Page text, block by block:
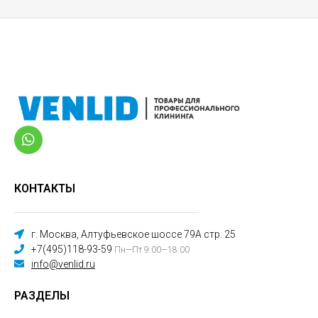
КОНТАКТЫ
г. Москва, Алтуфьевское шоссе 79А стр. 25
+7(495)118-93-59 Пн—Пт 9:00—18:00
info@venlid.ru
РАЗДЕЛЫ